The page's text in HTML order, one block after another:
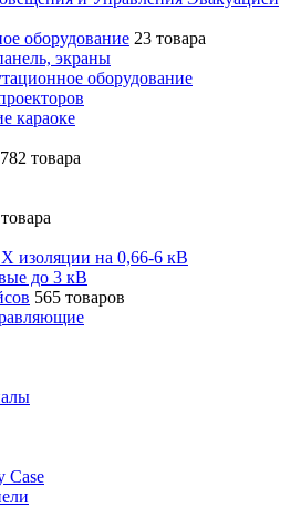
оборудование 23 товара
экраны
оборудование
караоке
782 товара
изоляции на 0,66-6 кВ
до 3 кВ
565 товаров
Case